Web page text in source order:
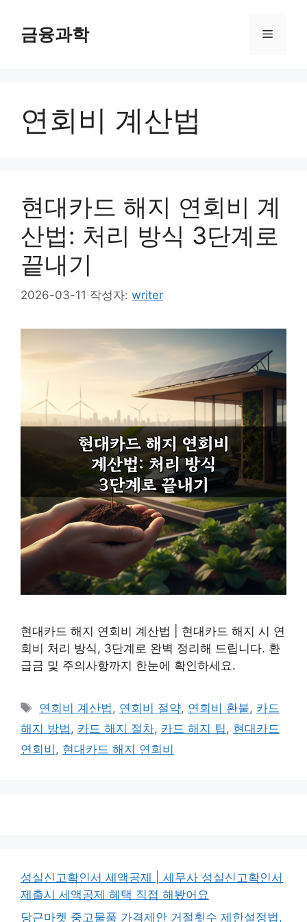
금융과학 메
연회비 계산법
현대카드 해지 연회비 계
산법: 처리 방식 3단계로
끝내기
2026-03-11 작성자: writer
현대카드 해지 연회비 계산법 | 현대카드 해지 시 연
회비 처리 방식, 3단계로 완벽 정리해 드립니다. 환
급금 및 주의사항까지 한눈에 확인하세요.
태
그
연회비 계산법 , 연회비 절약, 연회비 환불, 카드
해지 방법 , 카드 해지 절차, 카드 해지 팁 , 현대카드
연회비 , 현대카드 해지 연회비
성실신고확인서 세액공제 | 세무사 성실신고확인서
제출시 세액공제 혜택 직접 해봤어요
당근마켓 중고물품 가격제안 거절횟수 제한설정법,